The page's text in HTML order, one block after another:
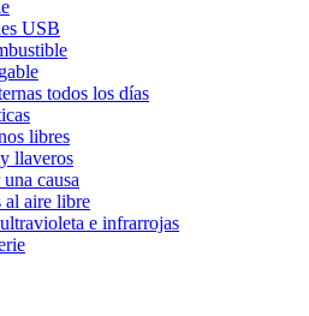
USB
todos los días
libres
llaveros
causa
al aire libre
e infrarrojas